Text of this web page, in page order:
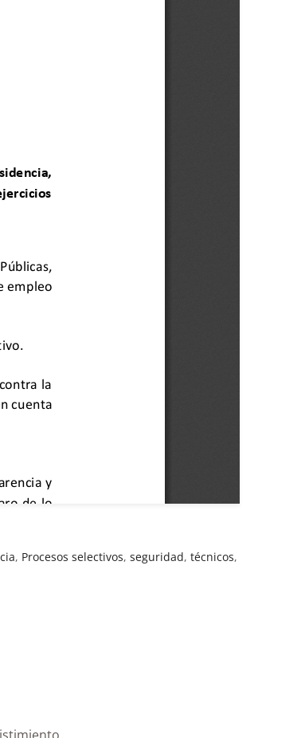
, Procesos selectivos,seguridad,técnicos,